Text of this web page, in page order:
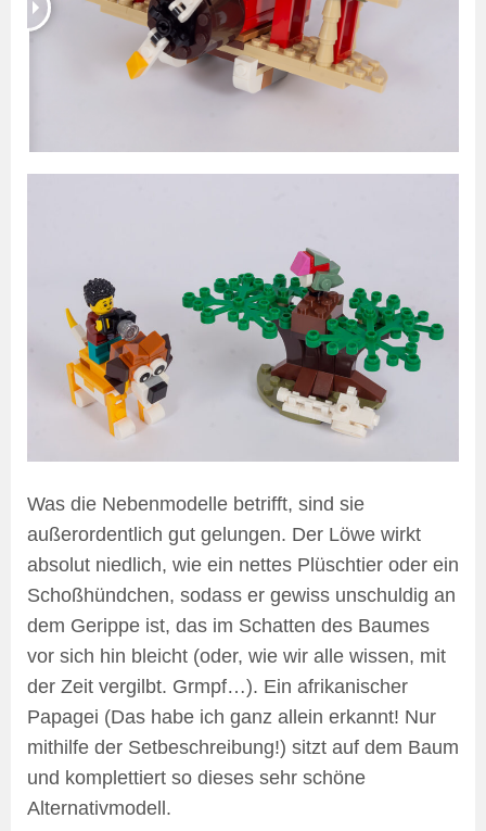
Was die Nebenmodelle betrifft, sind sie
außerordentlich gut gelungen. Der Löwe wirkt
absolut niedlich, wie ein nettes Plüschtier oder ein
Schoßhündchen, sodass er gewiss unschuldig an
dem Gerippe ist, das im Schatten des Baumes
vor sich hin bleicht (oder, wie wir alle wissen, mit
der Zeit vergilbt. Grmpf…). Ein afrikanischer
Papagei (Das habe ich ganz allein erkannt! Nur
mithilfe der Setbeschreibung!) sitzt auf dem Baum
und komplettiert so dieses sehr schöne
Alternativmodell.